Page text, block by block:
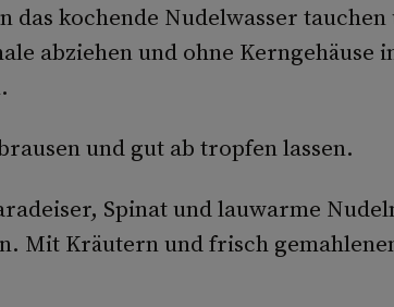
das kochende Nudelwasser
abziehen und ohne Kerngehäuse
und gut ab tropfen lassen.
Spinat und lauwarme
Mit Kräutern und frisch